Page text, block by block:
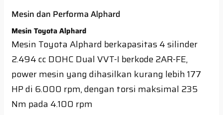
Mesin dan Performa Alphard
Mesin Toyota Alphard
Mesin Toyota Alphard berkapasitas 4 silinder
2.494 cc DOHC Dual VVT-I berkode 2AR-FE,
power mesin yang dihasilkan kurang lebih 177
HP di 6.000 rpm, dengan torsi maksimal 235
Nm pada 4.100 rpm